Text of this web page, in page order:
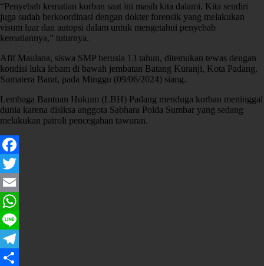
“Penyebab kematian korban saat ini masih kita dalami. Kita sendiri
juga sudah berkoordinasi dengan dokter forensik yang melakukan
visum luar dan autopsi dalam untuk mengetahui penyebab
kematiannya,” tuturnya.
Afif Maulana, siswa SMP berusia 13 tahun, ditemukan tewas dengan
kondisi luka lebam di bawah jembatan Batang Kuranji, Kota Padang,
Sumatera Barat, pada Minggu (09/06/2024) siang.
Lembaga Bantuan Hukum (LBH) Padang menduga korban meninggal
dunia karena disiksa anggota Sabhara Polda Sumbar yang sedang
melakukan patroli pencegahan tawuran.
Facebook
Twitter
Email
WhatsApp
Line
Telegram